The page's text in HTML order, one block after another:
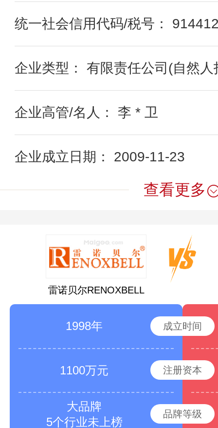
统一社会信用代码/税号：
企业类型： 有限责任公司(自然人
企业高管/名人： 李 * 卫
企业成立日期： 2009-11-23
查看更多
雷诺贝尔RENOXBELL
1998年 成立时间
1100万元 注册资本
大品牌
5个行业未上榜
品牌等级